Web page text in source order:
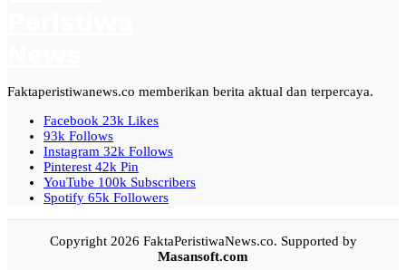
Faktaperistiwanews.co memberikan berita aktual dan terpercaya.
Facebook 23k Likes
93k Follows
Instagram 32k Follows
Pinterest 42k Pin
YouTube 100k Subscribers
Spotify 65k Followers
Copyright 2026 FaktaPeristiwaNews.co. Supported by
Masansoft.com